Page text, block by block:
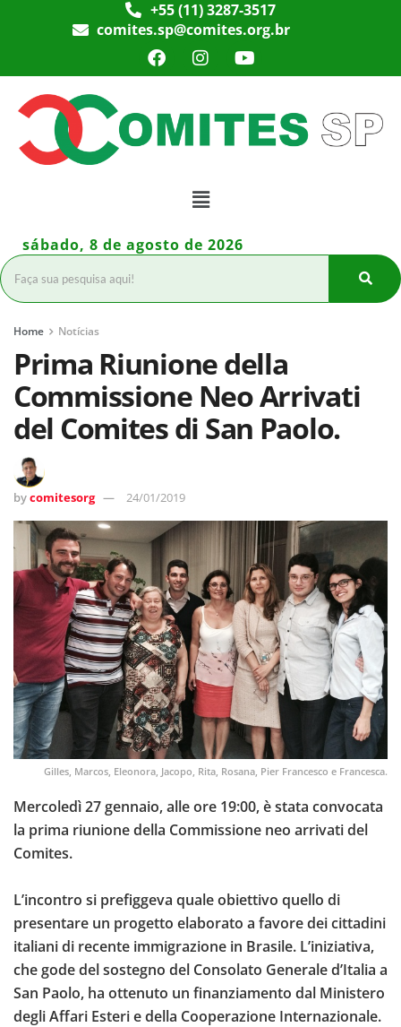
+55 (11) 3287-3517
comites.sp@comites.org.br
sábado, 8 de agosto de 2026
Home Notícias
Prima Riunione della
Commissione Neo Arrivati
del Comites di San Paolo.
bycomitesorg 24/01/2019
Gilles, Marcos, Eleonora, Jacopo, Rita, Rosana, Pier Francesco e Francesca.
Mercoledì 27 gennaio, alle ore 19:00, è stata convocata
la prima riunione della Commissione neo arrivati del
Comites.
L’incontro si prefiggeva quale obiettivo quello di
presentare un progetto elaborato a favore dei cittadini
italiani di recente immigrazione in Brasile. L’iniziativa,
che gode del sostegno del Consolato Generale d’Italia a
San Paolo, ha ottenuto un finanziamento dal Ministero
degli Affari Esteri e della Cooperazione Internazionale.